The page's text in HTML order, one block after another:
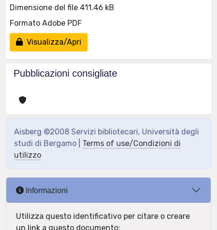
Dimensione del file 411.46 kB
Formato Adobe PDF
Visualizza/Apri
Pubblicazioni consigliate
Aisberg ©2008 Servizi bibliotecari, Università degli
studi di Bergamo | Terms of use/Condizioni di
utilizzo
Informazioni
Utilizza questo identificativo per citare o creare
un link a questo documento: